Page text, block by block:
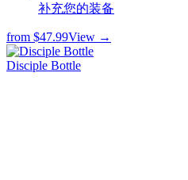
补充您的装备
from $47.99View →
Disciple Bottle